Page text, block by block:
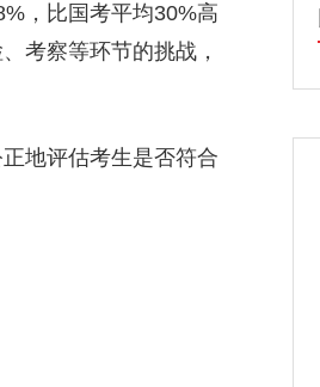
，比国考平均30%高
考察等环节的挑战，
地评估考生是否符合